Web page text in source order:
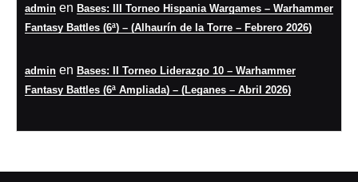
admin en Bases: III Torneo Hispania Wargames – Warhammer
Fantasy Battles (6ª) – (Alhaurín de la Torre – Febrero 2026)
admin en Bases: II Torneo Liderazgo 10 – Warhammer
Fantasy Battles (6ª Ampliada) – (Leganes – Abril 2026)